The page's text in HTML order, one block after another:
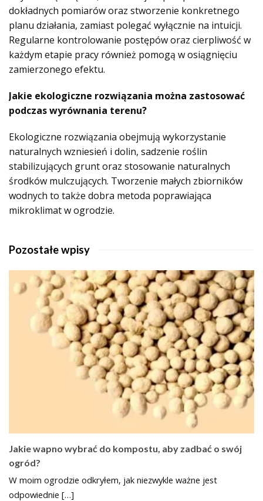
dokładnych pomiarów oraz stworzenie konkretnego
planu działania, zamiast polegać wyłącznie na intuicji.
Regularne kontrolowanie postępów oraz cierpliwość w
każdym etapie pracy również pomogą w osiągnięciu
zamierzonego efektu.
Jakie ekologiczne rozwiązania można zastosować
podczas wyrównania terenu?
Ekologiczne rozwiązania obejmują wykorzystanie
naturalnych wzniesień i dolin, sadzenie roślin
stabilizujących grunt oraz stosowanie naturalnych
środków mulczujących. Tworzenie małych zbiorników
wodnych to także dobra metoda poprawiająca
mikroklimat w ogrodzie.
Pozostałe wpisy
Jakie wapno wybrać do kompostu, aby zadbać o swój
ogród?
W moim ogrodzie odkryłem, jak niezwykle ważne jest
odpowiednie […]